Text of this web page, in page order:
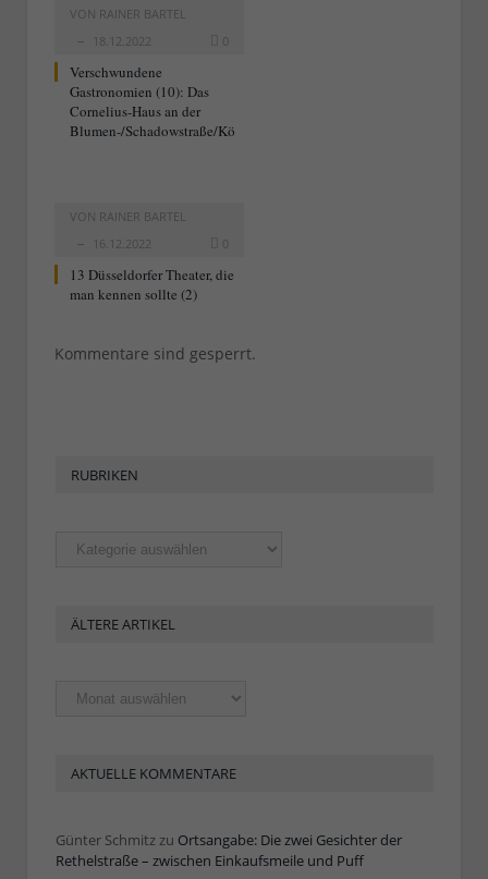
VON RAINER BARTEL
18.12.2022
0
Verschwundene
Gastronomien (10): Das
Cornelius-Haus an der
Blumen-/Schadowstraße/Kö
VON RAINER BARTEL
16.12.2022
0
13 Düsseldorfer Theater, die
man kennen sollte (2)
Kommentare sind gesperrt.
RUBRIKEN
Rubriken
ÄLTERE ARTIKEL
Ältere
Artikel
AKTUELLE KOMMENTARE
Günter Schmitzzu Ortsangabe: Die zwei Gesichter der
Rethelstraße – zwischen Einkaufsmeile und Puff